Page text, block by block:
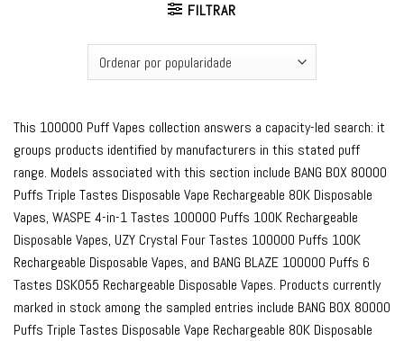
FILTRAR
This 100000 Puff Vapes collection answers a capacity-led search: it
groups products identified by manufacturers in this stated puff
range. Models associated with this section include BANG BOX 80000
Puffs Triple Tastes Disposable Vape Rechargeable 80K Disposable
Vapes, WASPE 4-in-1 Tastes 100000 Puffs 100K Rechargeable
Disposable Vapes, UZY Crystal Four Tastes 100000 Puffs 100K
Rechargeable Disposable Vapes, and BANG BLAZE 100000 Puffs 6
Tastes DSK055 Rechargeable Disposable Vapes. Products currently
marked in stock among the sampled entries include BANG BOX 80000
Puffs Triple Tastes Disposable Vape Rechargeable 80K Disposable